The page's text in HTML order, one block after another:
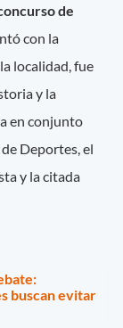
de
con la
localidad, fue
y la
en conjunto
Deportes, el
y la citada
buscan evitar